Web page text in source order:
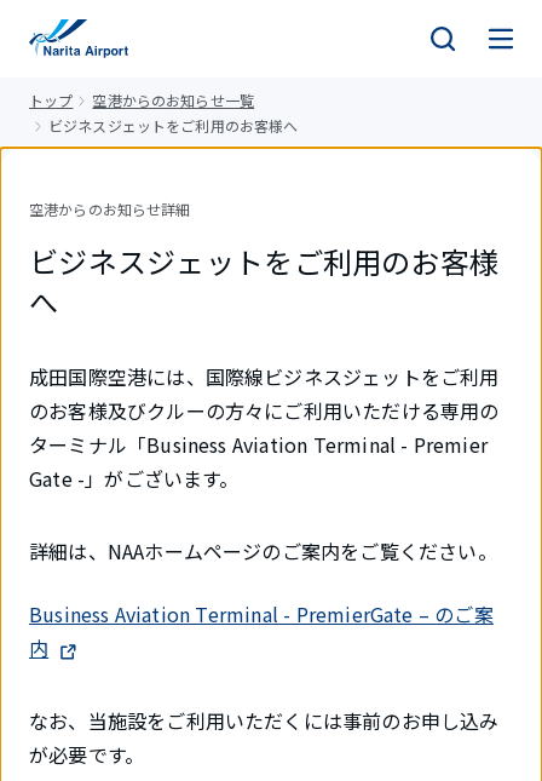
トップ
空港からのお知らせ一覧
ビジネスジェットをご利用のお客様へ
空港からのお知らせ詳細
ビジネスジェットをご利用のお客様
へ
成田国際空港には、国際線ビジネスジェットをご利用
のお客様及びクルーの方々にご利用いただける専用の
ターミナル「Business Aviation Terminal - Premier
Gate -」がございます。
詳細は、NAAホームページのご案内をご覧ください。
Business Aviation Terminal - PremierGate – のご案
内
なお、当施設をご利用いただくには事前のお申し込み
が必要です。